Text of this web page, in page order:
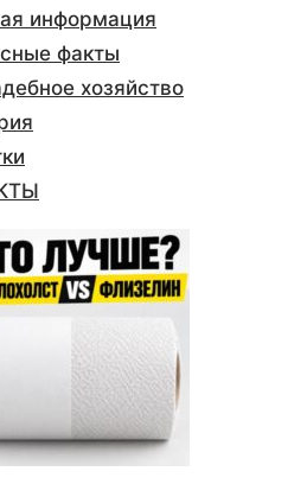
информация
факты
хозяйство